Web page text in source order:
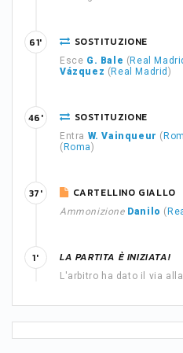
SOSTITUZIONE
Esce G. Bale ( Real
Vázquez ( Real Madrid)
61'
SOSTITUZIONE
Entra W. Vainqueur (
( Roma)
46'
CARTELLINO GIALLO
Ammonizione Danilo (
37'
LA PARTITA È INIZIATA!
L'arbitro ha dato il via
1'